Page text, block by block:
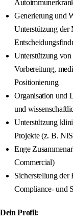
Generierung und
Unterstützung der
Unterstützung
Vorbereitung,
Positionierung
Organisation und
und
Unterstützung
Projekte (z. B.
Enge
Commercial)
Sicherstellung der
Compliance- und
Dein Profil: